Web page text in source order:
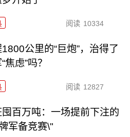
阅读 10334
公里的“巨炮”，治得了
焦虑”吗？
阅读 12827
囤百万吨：一场提前下注的
军备竞赛\"